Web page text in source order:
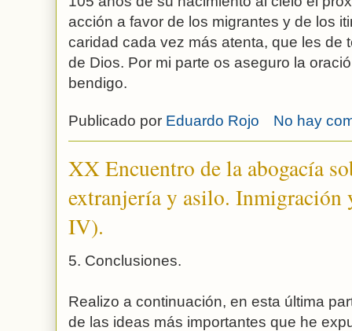
acción a favor de los migrantes y de los
caridad cada vez más atenta, que les de
de Dios. Por mi parte os aseguro la
bendigo.
Publicado por Eduardo Rojo No hay
XX Encuentro de la abogacía
extranjería y asilo.
IV).
5. Conclusiones.
Realizo a continuación, en esta última
de las ideas más importantes que he